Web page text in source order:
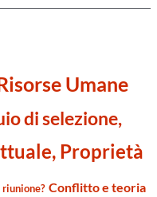
Umane
di selezione,
Proprietà
riunione? Conflitto e teoria